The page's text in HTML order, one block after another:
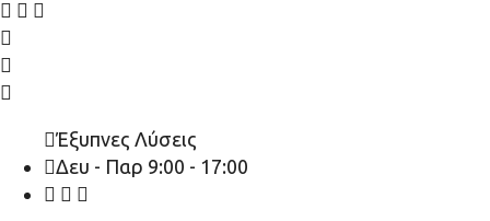
Έξυπνες Λύσεις
Δευ - Παρ 9:00 - 17:00